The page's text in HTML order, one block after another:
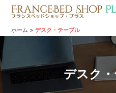
ホーム >デスク・テーブル
デスク